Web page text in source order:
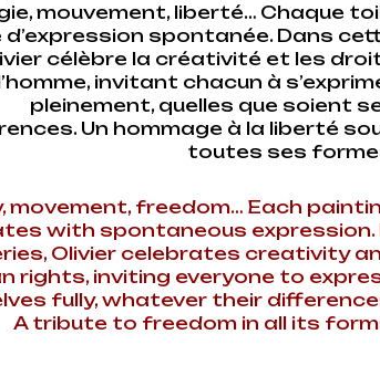
mouvement, liberté… Chaque
d’expression spontanée. Dans
célèbre la créativité et les
invitant chacun à
pleinement, quelles que soient
Un hommage à la liberté
toutes ses
movement, freedom… Each
with spontaneous expression.
Olivier celebrates creativity
rights, inviting everyone to
fully, whatever their
A tribute to freedom in all its